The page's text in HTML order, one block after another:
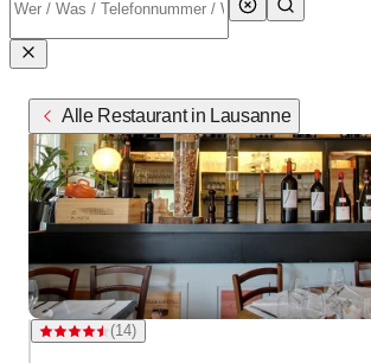
Alle Restaurant in Lausanne
Bewertung 4,5 von 5 Sternen bei 14 Bewertungen
(14)